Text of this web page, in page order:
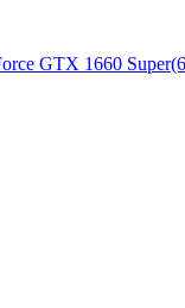
GTX 1660